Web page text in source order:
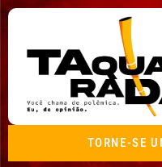
TORNE-SE